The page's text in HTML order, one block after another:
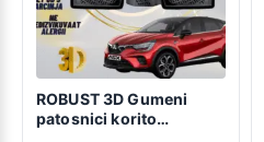
ROBUST 3D Gumeni
patosnici korito